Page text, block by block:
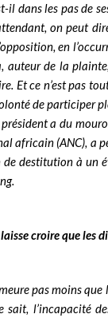
il dans les pas de
on peut
en
auteur de la
Et ce n’est pas
de participer
a du
africain (ANC), a
destitution à un
croire que les
pas moins
sait, l’incapacité